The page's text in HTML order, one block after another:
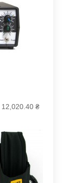
12,020.40 ₴